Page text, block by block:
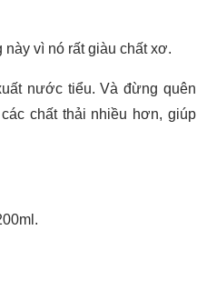
vì nó rất giàu chất xơ.
nước tiểu. Và đừng quên
chất thải nhiều hơn, giúp